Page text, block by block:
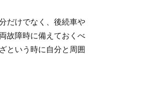
だけでなく、後続車や
故障時に備えておくべ
という時に自分と周囲